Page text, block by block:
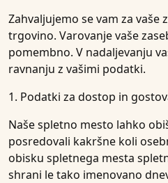
Zahvaljujemo se vam za vaše
trgovino. Varovanje vaše
pomembno. V nadaljevanju
ravnanju z vašimi podatki.
1. Podatki za dostop in
Naše spletno mesto lahko
posredovali kakršne koli
obisku spletnega mesta
shrani le tako imenovano